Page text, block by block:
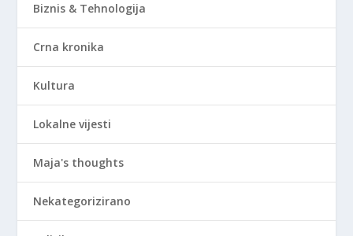
Biznis & Tehnologija
Crna kronika
Kultura
Lokalne vijesti
Maja's thoughts
Nekategorizirano